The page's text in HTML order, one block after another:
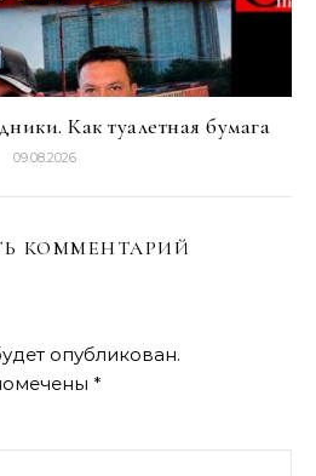
Как туалетная бумага
09.08.2026
КОММЕНТАРИЙ
опубликован.
*